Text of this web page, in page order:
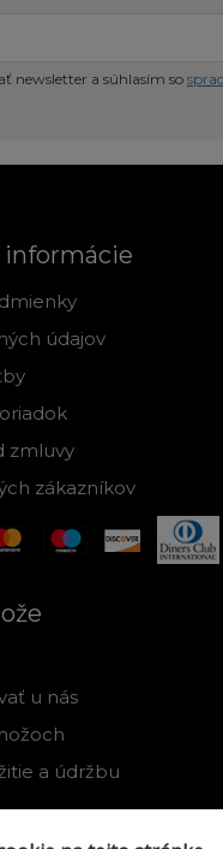
newsletter a súhlasím so
informácie
údajov
zmluvy
zákazníkov
u nás
a údržbu